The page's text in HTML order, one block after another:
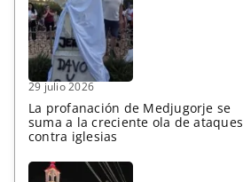
29 julio 2026
La profanación de Medjugorje se
suma a la creciente ola de ataques
contra iglesias